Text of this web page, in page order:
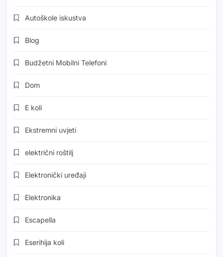
Autoškole iskustva
Blog
Budžetni Mobilni Telefoni
Dom
E koli
Ekstremni uvjeti
električni roštilj
Elektronički uređaji
Elektronika
Escapella
Eserihija koli